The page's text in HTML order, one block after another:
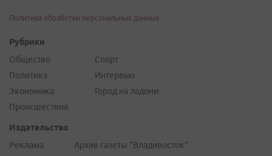
Политика обработки персональных данных
Рубрики
Общество
Политика
Экономика
Происшествия
Спорт
Интервью
Город на ладони
Издательство
Реклама
Архив газеты "Владивосток"